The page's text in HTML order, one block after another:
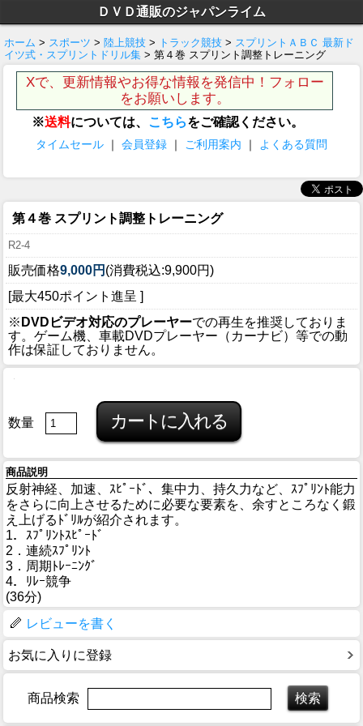
ＤＶＤ通販のジャパンライム
ホーム > スポーツ > 陸上競技 > トラック競技 > スプリントＡＢＣ 最新ド
イツ式・スプリントドリル集 > 第４巻 スプリント調整トレーニング
Xで、更新情報やお得な情報を発信中！フォロー
をお願いします。
※送料については、 こちらをご確認ください。
タイムセール ｜ 会員登録 ｜ ご利用案内 ｜ よくある質問
第４巻 スプリント調整トレーニング
R2-4
販売価格9,000円 (消費税込:9,900円)
[最大450ポイント進呈 ]
※ DVDビデオ対応のプレーヤーでの再生を推奨しておりま
す。ゲーム機、車載DVDプレーヤー（カーナビ）等での動
作は保証しておりません。
数量
商品説明
反射神経、加速、ｽﾋﾟｰﾄﾞ、集中力、持久力など、ｽﾌﾟﾘﾝﾄ能力
をさらに向上させるために必要な要素を、余すところなく鍛
え上げるﾄﾞﾘﾙが紹介されます。
1．ｽﾌﾟﾘﾝﾄｽﾋﾟｰﾄﾞ
2．連続ｽﾌﾟﾘﾝﾄ
3．周期ﾄﾚｰﾆﾝｸﾞ
4．ﾘﾚｰ競争
(36分)
レビューを書く
お気に入りに登録
商品検索